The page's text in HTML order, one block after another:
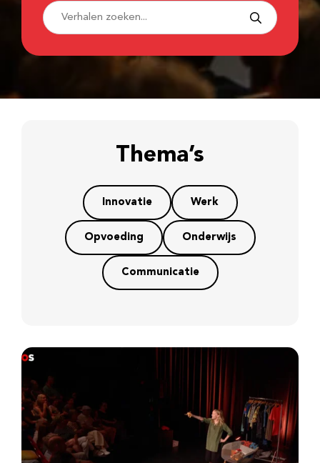
Thema’s
Innovatie Werk
Opvoeding Onderwijs
Communicatie